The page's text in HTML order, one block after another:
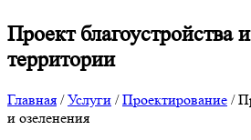
Проект благоустройства
территории
Главная /Услуги /Проектирование /
и озеленения